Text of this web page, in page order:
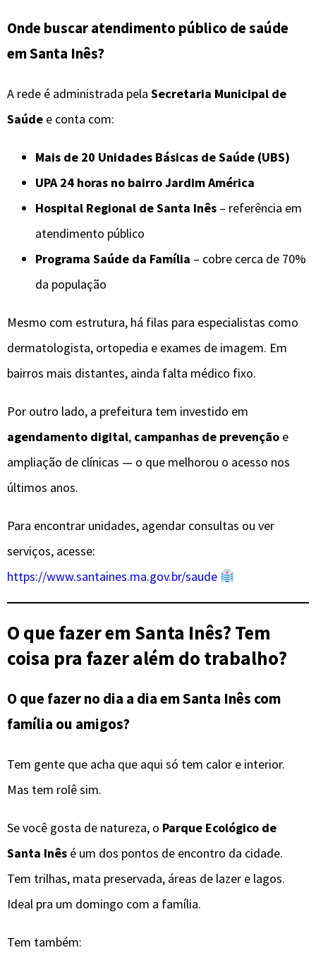
Onde buscar atendimento público de saúde
em Santa Inês?
A rede é administrada pela Secretaria Municipal de
Saúde e conta com:
Mais de 20 Unidades Básicas de Saúde (UBS)
UPA 24 horas no bairro Jardim América
Hospital Regional de Santa Inês – referência em
atendimento público
Programa Saúde da Família – cobre cerca de 70%
da população
Mesmo com estrutura, há filas para especialistas como
dermatologista, ortopedia e exames de imagem. Em
bairros mais distantes, ainda falta médico fixo.
Por outro lado, a prefeitura tem investido em
agendamento digital, campanhas de prevenção e
ampliação de clínicas — o que melhorou o acesso nos
últimos anos.
Para encontrar unidades, agendar consultas ou ver
serviços, acesse:
https://www.santaines.ma.gov.br/saude
O que fazer em Santa Inês? Tem
coisa pra fazer além do trabalho?
O que fazer no dia a dia em Santa Inês com
família ou amigos?
Tem gente que acha que aqui só tem calor e interior.
Mas tem rolê sim.
Se você gosta de natureza, o Parque Ecológico de
Santa Inês é um dos pontos de encontro da cidade.
Tem trilhas, mata preservada, áreas de lazer e lagos.
Ideal pra um domingo com a família.
Tem também: